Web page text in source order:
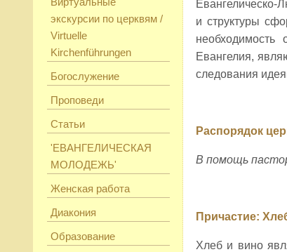
экскурсии по церквям /
Virtuelle
Kirchenführungen
Богослужение
Проповеди
Статьи
'ЕВАНГЕЛИЧЕСКАЯ
МОЛОДЕЖЬ'
Женская работа
Диакония
Образование
Евангелическо-
и структуры
Евангелия,
следования
Распорядок
В помощь
Причастие:
Хлеб и вино